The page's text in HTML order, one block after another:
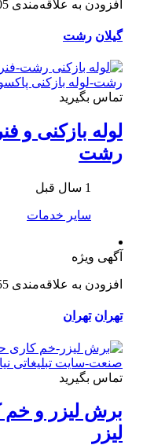
افزودن به علاقه‌مندی 205
گیلان رشت
تماس بگیرید
لوله بازکنی و
رشت
1 سال قبل
سایر خدمات
آگهی ویژه
افزودن به علاقه‌مندی 355
تهران تهران
تماس بگیرید
برش لیزر و
لیزر